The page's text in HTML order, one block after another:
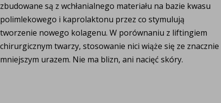
zbudowane są z wchłanialnego materiału na bazie kwasu
polimlekowego i kaprolaktonu przez co stymulują
tworzenie nowego kolagenu. W porównaniu z liftingiem
chirurgicznym twarzy, stosowanie nici wiąże się ze znacznie
mniejszym urazem. Nie ma blizn, ani nacięć skóry.